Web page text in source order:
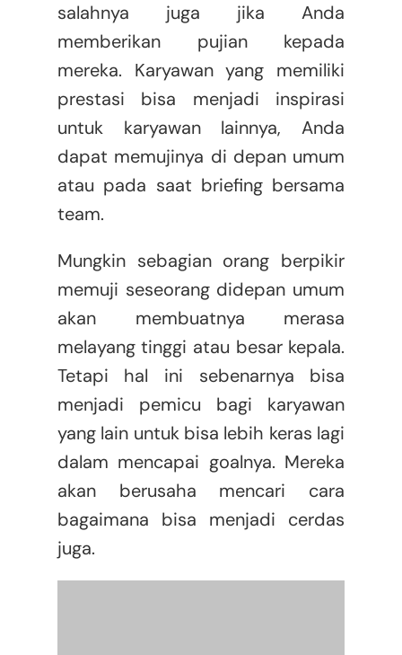
salahnya juga jika Anda
memberikan pujian kepada
mereka. Karyawan yang memiliki
prestasi bisa menjadi inspirasi
untuk karyawan lainnya, Anda
dapat memujinya di depan umum
atau pada saat briefing bersama
team.
Mungkin sebagian orang berpikir
memuji seseorang didepan umum
akan membuatnya merasa
melayang tinggi atau besar kepala.
Tetapi hal ini sebenarnya bisa
menjadi pemicu bagi karyawan
yang lain untuk bisa lebih keras lagi
dalam mencapai goalnya. Mereka
akan berusaha mencari cara
bagaimana bisa menjadi cerdas
juga.